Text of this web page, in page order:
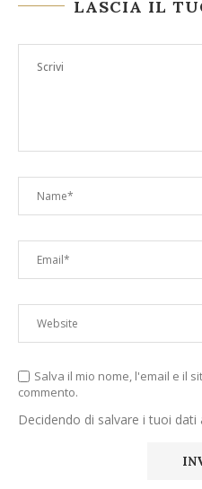
LASCIA IL
Salva il mio nome, l'email e il
commento.
Decidendo di salvare i tuoi